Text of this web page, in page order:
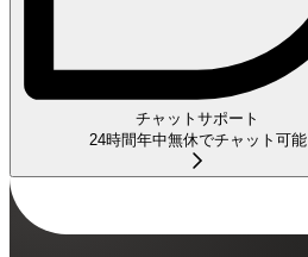
チャットサポート
24時間年中無休でチャット可能